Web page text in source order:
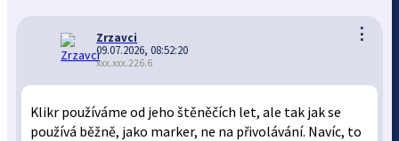
⋮
Zrzavci
09.07.2026, 08:52:20
xxx.xxx.226.6
Klikr používáme od jeho štěněčích let, ale tak jak se
používá běžně, jako marker, ne na přivolávání. Navíc, to